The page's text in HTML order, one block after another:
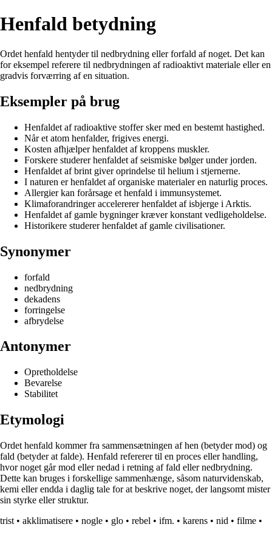
Henfald betydning
Ordet henfald hentyder til nedbrydning eller forfald af noget. Det kan
for eksempel referere til nedbrydningen af radioaktivt materiale eller en
gradvis forværring af en situation.
Eksempler på brug
Henfaldet af radioaktive stoffer sker med en bestemt hastighed.
Når et atom henfalder, frigives energi.
Kosten afhjælper henfaldet af kroppens muskler.
Forskere studerer henfaldet af seismiske bølger under jorden.
Henfaldet af brint giver oprindelse til helium i stjernerne.
I naturen er henfaldet af organiske materialer en naturlig proces.
Allergier kan forårsage et henfald i immunsystemet.
Klimaforandringer accelererer henfaldet af isbjerge i Arktis.
Henfaldet af gamle bygninger kræver konstant vedligeholdelse.
Historikere studerer henfaldet af gamle civilisationer.
Synonymer
forfald
nedbrydning
dekadens
forringelse
afbrydelse
Antonymer
Opretholdelse
Bevarelse
Stabilitet
Etymologi
Ordet henfald kommer fra sammensætningen af hen (betyder mod) og
fald (betyder at falde). Henfald refererer til en proces eller handling,
hvor noget går mod eller nedad i retning af fald eller nedbrydning.
Dette kan bruges i forskellige sammenhænge, såsom naturvidenskab,
kemi eller endda i daglig tale for at beskrive noget, der langsomt mister
sin styrke eller struktur.
trist • akklimatisere • nogle • glo • rebel • ifm. • karens • nid • filme •